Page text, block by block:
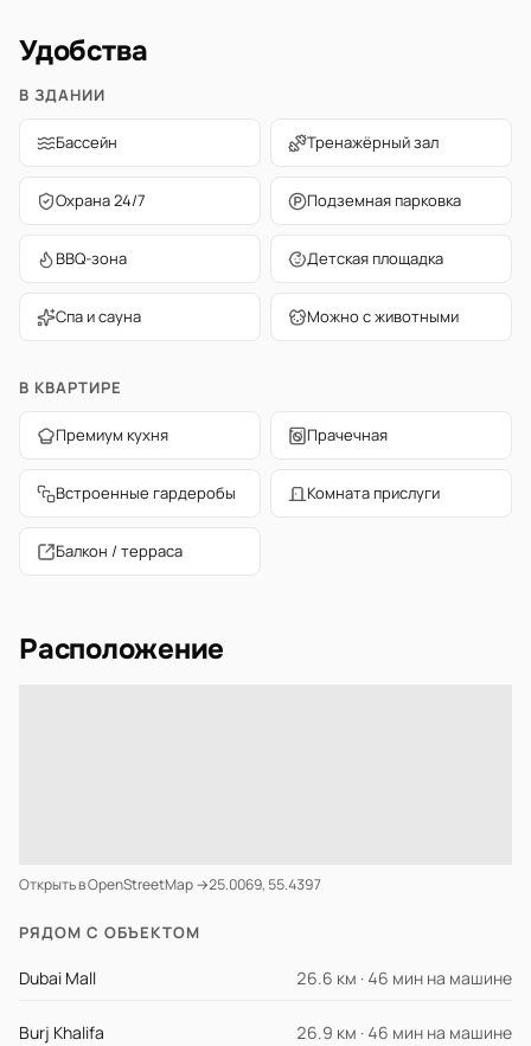
Удобства
В ЗДАНИИ
Бассейн Тренажёрный зал
Охрана 24/7 Подземная парковка
BBQ-зона Детская площадка
Спа и сауна Можно с животными
В КВАРТИРЕ
Премиум кухня Прачечная
Встроенные гардеробы Комната прислуги
Балкон / терраса
Расположение
Открыть в OpenStreetMap →25.0069, 55.4397
РЯДОМ С ОБЪЕКТОМ
Dubai Mall 26.6 км · 46 мин на машине
Burj Khalifa 26.9 км · 46 мин на машине